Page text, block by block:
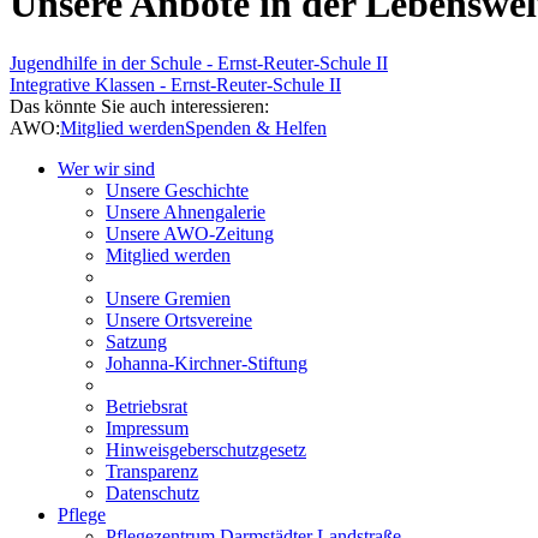
Jugendhilfe in der Schule - Ernst-Reuter-Schule II
Integrative Klassen - Ernst-Reuter-Schule II
Das könnte Sie auch interessieren:
AWO:Mitglied werdenSpenden & Helfen
Wer wir sind
Unsere Geschichte
Unsere Ahnengalerie
Unsere AWO-Zeitung
Mitglied werden
Unsere Gremien
Unsere Ortsvereine
Satzung
Johanna-Kirchner-Stiftung
Betriebsrat
Impressum
Hinweisgeberschutzgesetz
Transparenz
Datenschutz
Pflege